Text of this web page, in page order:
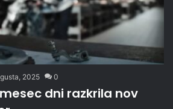
2025 0
dni razkrila nov